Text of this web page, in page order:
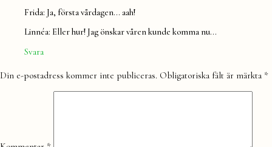
Frida: Ja, första vårdagen… aah!
Linnéa: Eller hur! Jag önskar våren kunde komma nu…
Svara
Lämna
Din e-postadress kommer inte publiceras. Obligatoriska fält är märkta *